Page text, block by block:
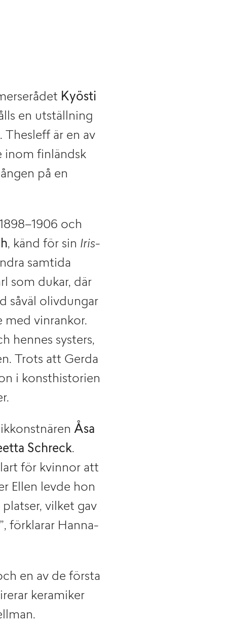
Kyösti
en utställning
Thesleff är en av
inom finländsk
på en
och
, känd för sin Iris-
samtida
som dukar, där
såväl olivdungar
med vinrankor.
hennes systers,
Trots att Gerda
i konsthistorien
Åsa
Schreck.
för kvinnor att
Ellen levde hon
vilket gav
förklarar Hanna-
en av de första
keramiker